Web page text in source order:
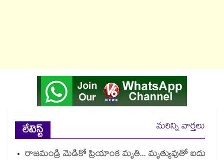
లేటెస్ట్
మరిన్ని వార్తలు
రాజమండ్రి మెడికో ప్రియాంక మృతి... మృత్యువుతో ఐదు